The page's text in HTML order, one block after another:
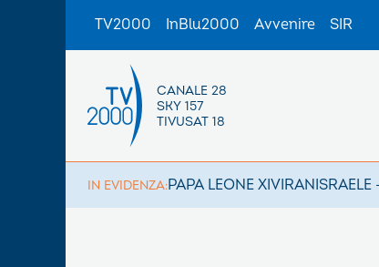
TV2000 InBlu2000 Avvenire SIR
CANALE 28
SKY 157
TIVUSAT 18
IN EVIDENZA:PAPA LEONE XIVIRAN